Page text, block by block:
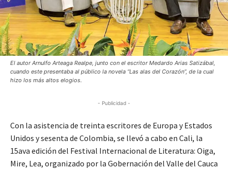
El autor Arnulfo Arteaga Realpe, junto con el escritor Medardo Arias Satizábal,
cuando este presentaba al público la novela “Las alas del Corazón”, de la cual
hizo los más altos elogios.
- Publicidad -
Con la asistencia de treinta escritores de Europa y Estados
Unidos y sesenta de Colombia, se llevó a cabo en Cali, la
15ava edición del Festival Internacional de Literatura: Oiga,
Mire, Lea, organizado por la Gobernación del Valle del Cauca